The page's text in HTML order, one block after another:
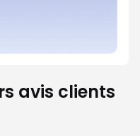
avis clients